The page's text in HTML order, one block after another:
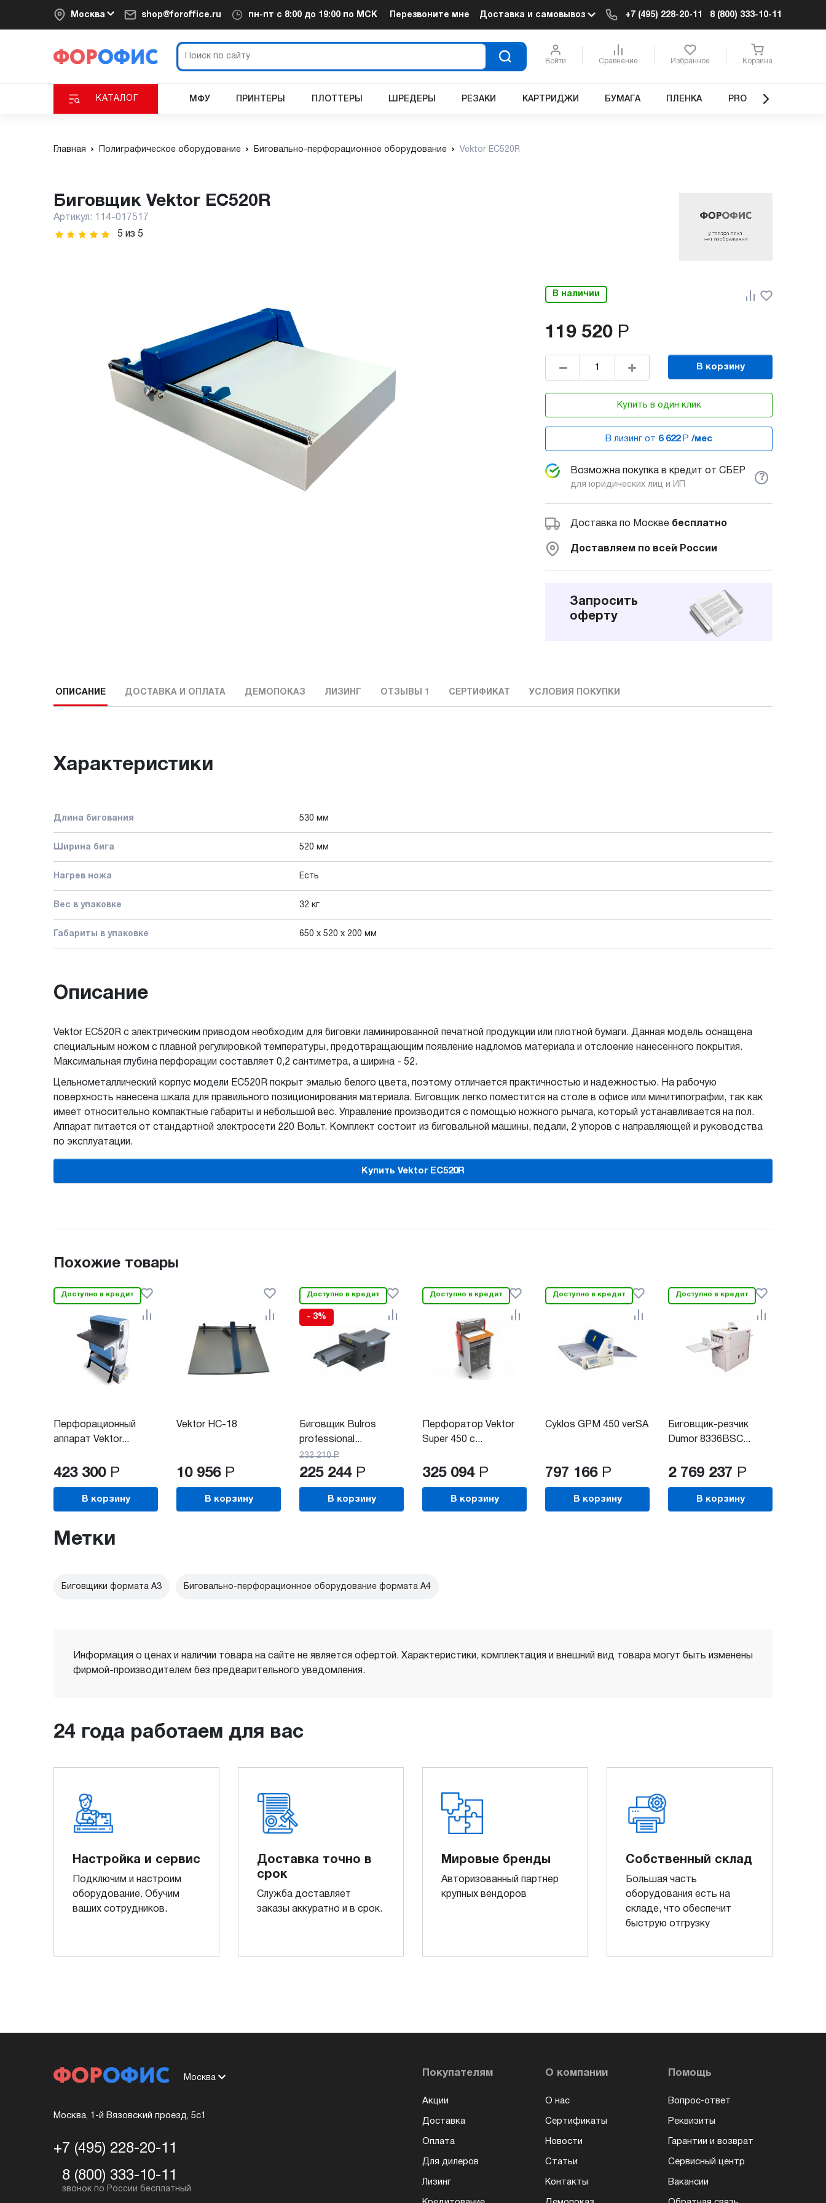
Москва shop@foroffice.ru пн-пт с 8:00 до 19:00 по МСК Перезвоните мне Доставка и самовывоз +7 (495) 228-20-11 8 (800) 333-10-11
Войти Сравнение Избранное Корзина
КАТАЛОГ МФУ ПРИНТЕРЫ ПЛОТТЕРЫ ШРЕДЕРЫ РЕЗАКИ КАРТРИДЖИ БУМАГА ПЛЕНКА PRO
Главная Полиграфическое оборудование Биговально-перфорационное оборудование Vektor EC520R
Биговщик Vektor EC520R
Артикул:
114-017517
5 из 5
В наличии
119 520 Р
В корзину
Купить в один клик
В лизинг от 6 622 Р /мес
Возможна покупка в кредит от СБЕР
для юридических лиц и ИП
?
Доставка по Москве бесплатно
Доставляем по всей России
Запросить
оферту
ОПИСАНИЕ ДОСТАВКА И ОПЛАТА ДЕМОПОКАЗ ЛИЗИНГ ОТЗЫВЫ СЕРТИФИКАТ УСЛОВИЯ ПОКУПКИ
Характеристики
Длина бигования 530 мм
Ширина бига 520 мм
Нагрев ножа Есть
Вес в упаковке 32 кг
Габариты в упаковке 650 x 520 x 200 мм
Описание
Vektor EC520R с электрическим приводом необходим для биговки ламинированной печатной продукции или плотной бумаги. Данная модель оснащена
специальным ножом с плавной регулировкой температуры, предотвращающим появление надломов материала и отслоение нанесенного покрытия.
Максимальная глубина перфорации составляет 0,2 сантиметра, а ширина - 52.
Цельнометаллический корпус модели EC520R покрыт эмалью белого цвета, поэтому отличается практичностью и надежностью. На рабочую
поверхность нанесена шкала для правильного позиционирования материала. Биговщик легко поместится на столе в офисе или минитипографии, так как
имеет относительно компактные габариты и небольшой вес. Управление производится с помощью ножного рычага, который устанавливается на пол.
Аппарат питается от стандартной электросети 220 Вольт. Комплект состоит из биговальной машины, педали, 2 упоров с направляющей и руководства
по эксплуатации.
Купить Vektor EC520R
Похожие товары
Доступно в кредит
Перфорационный
аппарат Vektor...
423 300 Р
В корзину
Vektor HC-18
10 956 Р
В корзину
Доступно в кредит
- 3%
Биговщик Bulros
professional...
232 210 Р
225 244 Р
В корзину
Доступно в кредит
Перфоратор Vektor
Super 450 с...
325 094 Р
В корзину
Доступно в кредит
Cyklos GPM 450 verSA
797 166 Р
В корзину
Доступно в кредит
Биговщик-резчик
Dumor 8336BSC...
2 769 237 Р
В корзину
Метки
Биговщики формата А3 Биговально-перфорационное оборудование формата А4
Информация о ценах и наличии товара на сайте не является офертой. Характеристики, комплектация и внешний вид товара могут быть изменены
фирмой-производителем без предварительного уведомления.
24 года работаем для вас
Настройка и сервис
Подключим и настроим
оборудование. Обучим
ваших сотрудников.
Доставка точно в
срок
Служба доставляет
заказы аккуратно и в срок.
Мировые бренды
Авторизованный партнер
крупных вендоров
Собственный склад
Большая часть
оборудования есть на
складе, что обеспечит
быструю отгрузку
Москва
Москва, 1-й Вязовский проезд, 5с1
+7 (495) 228-20-11
8 (800) 333-10-11
Покупателям
Акции
Доставка
Оплата
Для дилеров
Лизинг
О компании
О нас
Сертификаты
Новости
Статьи
Контакты
Помощь
Вопрос-ответ
Реквизиты
Гарантии и возврат
Сервисный центр
Вакансии